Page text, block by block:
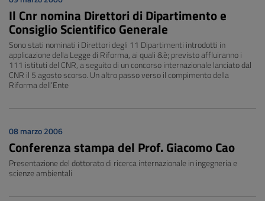
Il Cnr nomina Direttori di Dipartimento e
Consiglio Scientifico Generale
Sono stati nominati i Direttori degli 11 Dipartimenti introdotti in
applicazione della Legge di Riforma, ai quali &è; previsto affluiranno i
111 istituti del CNR, a seguito di un concorso internazionale lanciato dal
CNR il 5 agosto scorso. Un altro passo verso il compimento della
Riforma dell’Ente
08 marzo 2006
Conferenza stampa del Prof. Giacomo Cao
Presentazione del dottorato di ricerca internazionale in ingegneria e
scienze ambientali